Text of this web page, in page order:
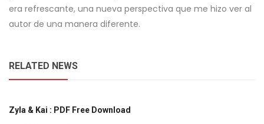
era refrescante, una nueva perspectiva que me hizo ver al
autor de una manera diferente.
RELATED NEWS
Zyla & Kai : PDF Free Download